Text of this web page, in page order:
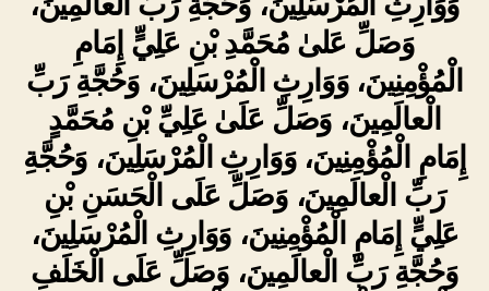
وَصَلِّ عَلىٰ مُحَمَّدِ بْنِ عَلِيٍّ إِمَامِ
الْمُؤْمِنِينَ، وَوَارِثِ الْمُرْسَلِينَ، وَحُجَّةِ رَبِّ
الْعالَمِينَ، وَصَلِّ عَلَىٰ عَلِيِّ بْنِ مُحَمَّدٍ
إِمَامِ الْمُؤْمِنِينَ، وَوَارِثِ الْمُرْسَلِينَ، وَحُجَّةِ
رَبِّ الْعالَمِينَ، وَصَلِّ عَلَى الْحَسَنِ بْنِ
عَلِيٍّ إِمَامِ الْمُؤْمِنِينَ، وَوَارِثِ الْمُرْسَلِينَ،
وَحُجَّةِ رَبِّ الْعالَمِينَ، وَصَلِّ عَلَى الْخَلَفِ